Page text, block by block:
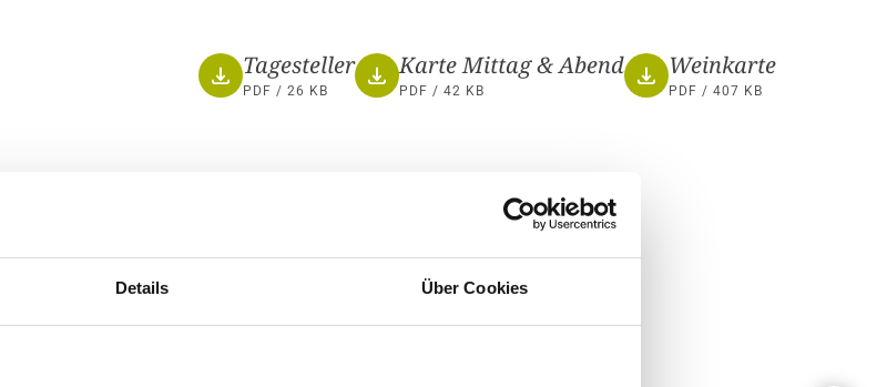
Details Über Cookies
Tagesteller
PDF / 26 KB
Karte Mittag & Abend
PDF / 42 KB
Weinkarte
PDF / 407 KB